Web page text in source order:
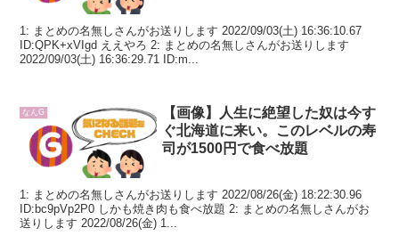
1: まとめの名無しさんがお送りします 2022/09/03(土) 16:36:10.67
ID:QPK+xVIgd ええやろ 2: まとめの名無しさんがお送りします
2022/09/03(土) 16:36:29.71 ID:m...
なんG
【画像】人生に絶望した奴は今す
ぐ北海道に来い。このレベルの寿
司が1500円で食べ放題
1: まとめの名無しさんがお送りします 2022/08/26(金) 18:22:30.96
ID:bc9pVp2P0 しかも焼き肉も食べ放題 2: まとめの名無しさんがお
送りします 2022/08/26(金) 1...